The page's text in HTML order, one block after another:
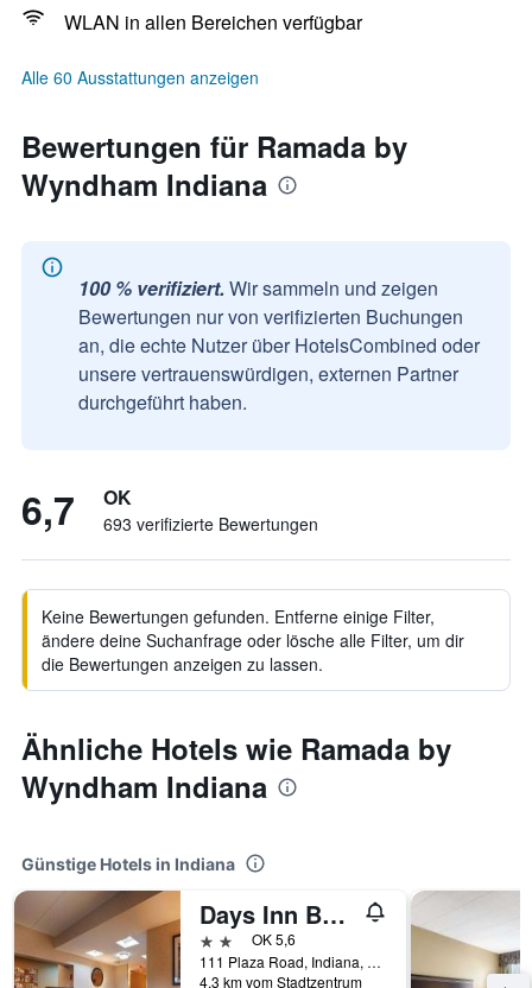
WLAN in allen Bereichen verfügbar
Alle 60 Ausstattungen anzeigen
Bewertungen für Ramada by
Wyndham Indiana
100 % verifiziert. Wir sammeln und zeigen
Bewertungen nur von verifizierten Buchungen
an, die echte Nutzer über HotelsCombined oder
unsere vertrauenswürdigen, externen Partner
durchgeführt haben.
6,7 OK
693 verifizierte Bewertungen
Keine Bewertungen gefunden. Entferne einige Filter,
ändere deine Suchanfrage oder lösche alle Filter, um dir
die Bewertungen anzeigen zu lassen.
Ähnliche Hotels wie Ramada by
Wyndham Indiana
Günstige Hotels in Indiana
Days Inn By Wyndham Indiana Pa Near Iup
2 SterneOK 5,6
111 Plaza Road, Indiana, PA, USA
4,3 km vom Stadtzentrum